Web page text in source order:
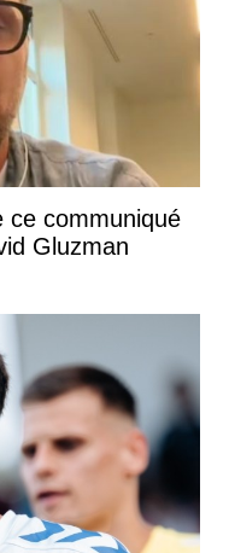
ce communiqué
Gluzman